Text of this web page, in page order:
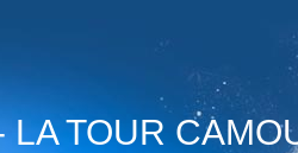
LA TOUR